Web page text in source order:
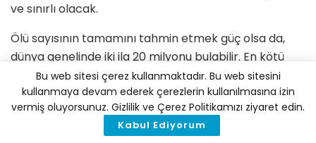
ve sınırlı olacak.
Ölü sayısının tamamını tahmin etmek güç olsa da,
dünya genelinde iki ila 20 milyonu bulabilir. En kötü
senaryoda, küresel salgının 18 aylık bir sosyal
mesafeyle son bulması öngörülüyor.
Öte yandan, iklim değişikliğinin sebep olduğu ölümcül
Bu web sitesi çerez kullanmaktadır. Bu web sitesini
kullanmaya devam ederek çerezlerin kullanılmasına izin
vermiş oluyorsunuz. Gizlilik ve Çerez Politikamızı ziyaret edin.
Kabul Ediyorum